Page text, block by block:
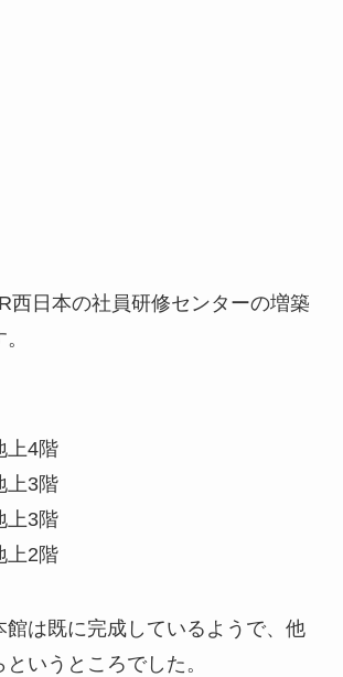
西日本の社員研修センターの増築
4階
3階
3階
上2階
館は既に完成しているようで、他
いうところでした。